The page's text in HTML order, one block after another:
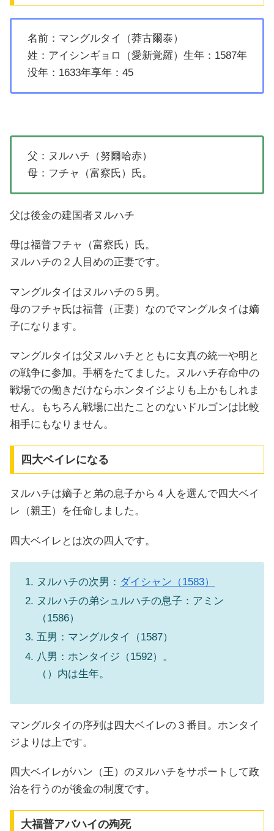
名前：マングルタイ（莽古爾泰）
姓：アイシンギョロ（愛新覚羅）生年：1587年
没年：1633年享年：45
父：ヌルハチ（努爾哈赤）
母：フチャ（富察氏）氏。
父は後金の建国者ヌルハチ
母は福普フチャ（富察氏）氏。
ヌルハチの２人目めの正妻です。
マングルタイはヌルハチの５男。
母のフチャ氏は福普（正妻）なのでマングルタイは嫡
子になります。
マングルタイは父ヌルハチとともに女真の統一や明と
の戦争に参加。手柄をたてました。ヌルハチ存命中の
戦場での働きだけならホンタイジよりも上かもしれま
せん。もちろん戦場に出たことのないドルゴンは比較
相手にもなりません。
四大ベイレになる
ヌルハチは嫡子と弟の息子から４人を選んで四大ベイ
レ（親王）を任命しました。
四大ベイレとは次の四人です。
ヌルハチの次男： ダイシャン（1583）
ヌルハチの弟シュルハチの息子：アミン
（1586）
五男：マングルタイ（1587）
八男：ホンタイジ（1592）。
（）内は生年。
マングルタイの序列は四大ベイレの３番目。ホンタイ
ジよりは上です。
四大ベイレがハン（王）のヌルハチをサポートして政
治を行うのが後金の制度です。
大福普アバハイの殉死